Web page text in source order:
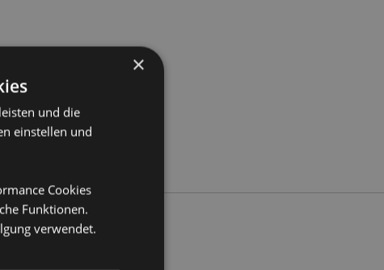
×
und die
einstellen und
Cookies
Funktionen.
verwendet.